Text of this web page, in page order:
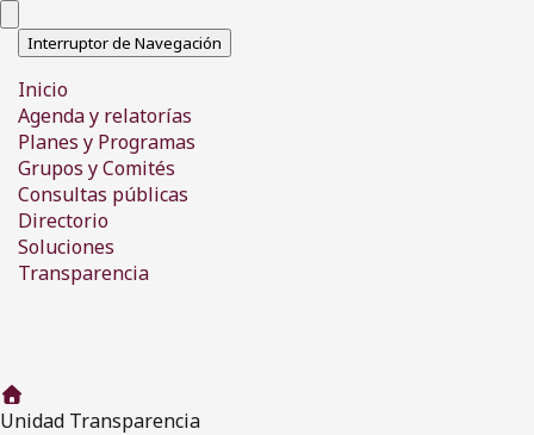
Interruptor de Navegación
Inicio
Agenda y relatorías
Planes y Programas
Grupos y Comités
Consultas públicas
Directorio
Soluciones
Transparencia
Unidad Transparencia